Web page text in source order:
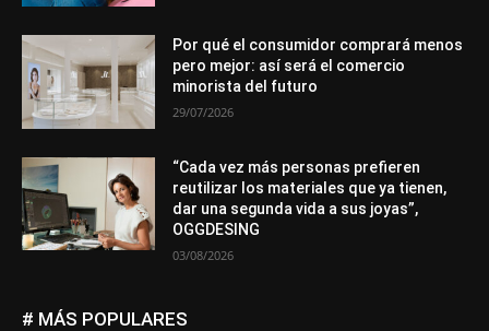
Por qué el consumidor comprará menos
pero mejor: así será el comercio
minorista del futuro
29/07/2026
“Cada vez más personas prefieren
reutilizar los materiales que ya tienen,
dar una segunda vida a sus joyas”,
OGGDESING
03/08/2026
# MÁS POPULARES